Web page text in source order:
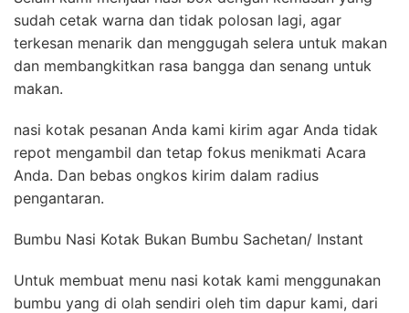
sudah cetak warna dan tidak polosan lagi, agar
terkesan menarik dan menggugah selera untuk makan
dan membangkitkan rasa bangga dan senang untuk
makan.
nasi kotak pesanan Anda kami kirim agar Anda tidak
repot mengambil dan tetap fokus menikmati Acara
Anda. Dan bebas ongkos kirim dalam radius
pengantaran.
Bumbu Nasi Kotak Bukan Bumbu Sachetan/ Instant
Untuk membuat menu nasi kotak kami menggunakan
bumbu yang di olah sendiri oleh tim dapur kami, dari